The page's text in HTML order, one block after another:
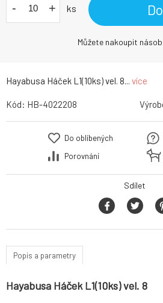
Hayabusa Háček L1(10ks) vel. 8... více
- + ks
Můžete nakoupit
Kód: HB-4022208
Do oblíbených
Porovnání
Sdílet
Popis a parametry
Hayabusa Háček L1(10ks) vel. 8